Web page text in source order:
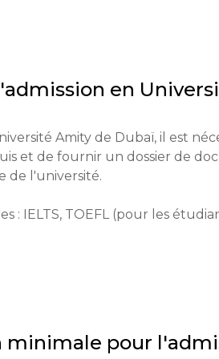
de l'Université Amity
pour une carrière réussie.
en
Amity de Dubaï, il est
et de fournir un dossier de
de l'université.
: IELTS, TOEFL (pour les
minimale pour